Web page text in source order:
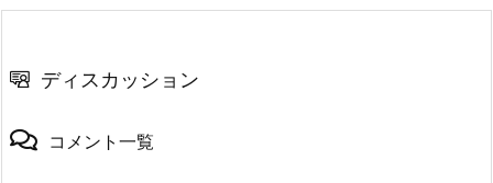
ディスカッション
コメント一覧